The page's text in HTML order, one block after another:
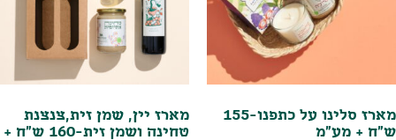
מארז סלינו על כתפנו-155
ש"ח + מע"מ
מארז יין, שמן זית,צנצנת
טחינה ושמן זית-160 ש"ח +